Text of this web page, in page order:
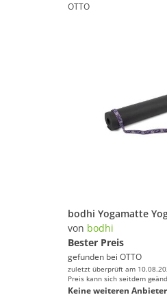
OTTO
von bodhi
Bester Preis
gefunden bei OTTO
zuletzt überprüft am
Preis kann sich seitdem
Keine weiteren Anbieter